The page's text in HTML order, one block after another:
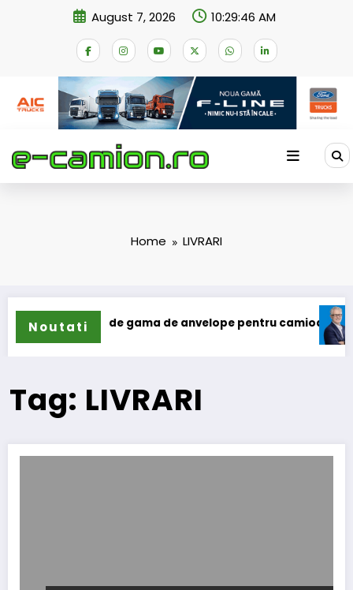
August 7, 2026 10:29:46 AM
Home LIVRARI
Noutati
își extinde gama de anvelope pentru camioane
Tag: LIVRARI